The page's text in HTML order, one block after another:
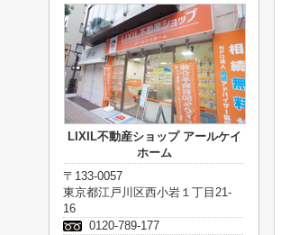
LIXIL不動産ショップ アールケイ
ホーム
〒133-0057
東京都江戸川区西小岩１丁目21-
16
0120-789-177